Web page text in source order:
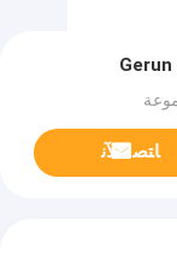
ﺎﺘﺼﻟ ﺍﻶﻧ